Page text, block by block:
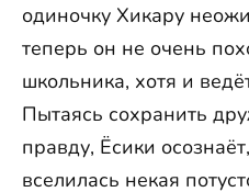
одиночку Хикару
теперь он не очень
школьника, хотя и
Пытаясь сохранить
правду, Ёсики
вселилась некая